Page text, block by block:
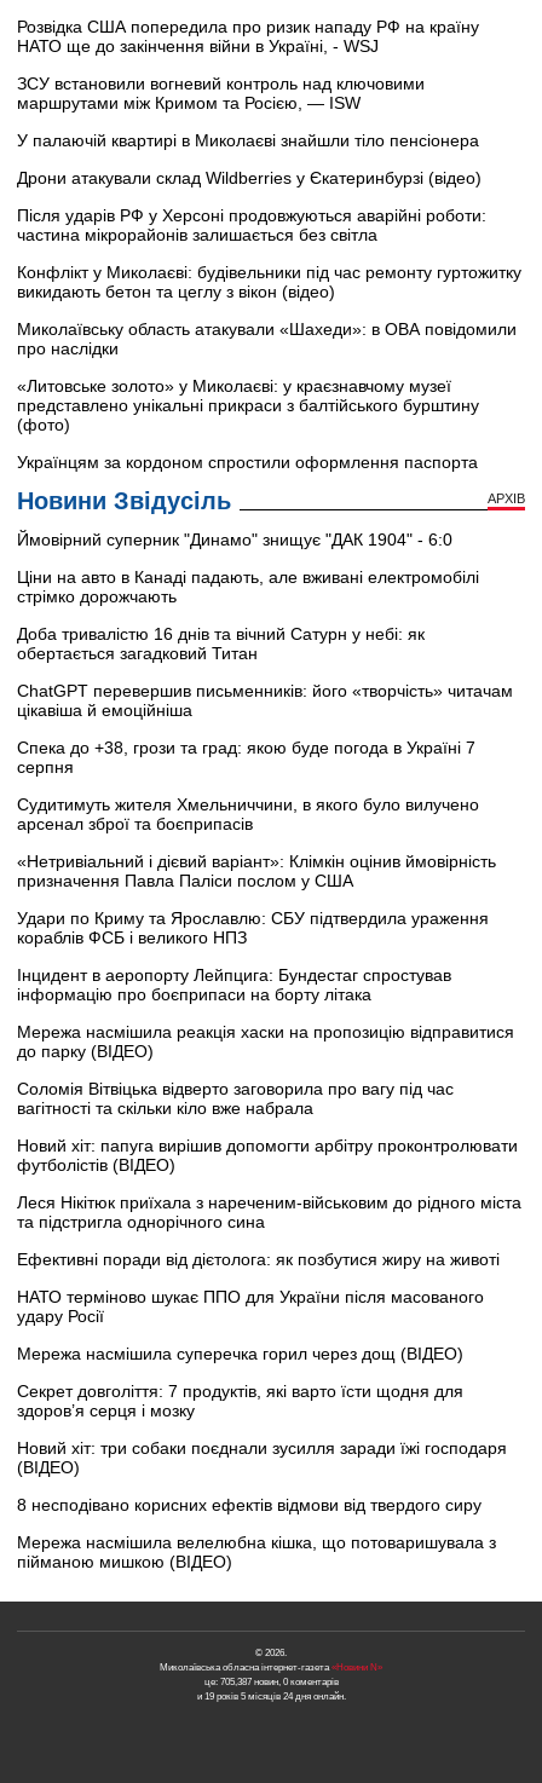
Розвідка США попередила про ризик нападу РФ на країну
НАТО ще до закінчення війни в Україні, - WSJ
ЗСУ встановили вогневий контроль над ключовими
маршрутами між Кримом та Росією, — ISW
У палаючій квартирі в Миколаєві знайшли тіло пенсіонера
Дрони атакували склад Wildberries у Єкатеринбурзі (відео)
Після ударів РФ у Херсоні продовжуються аварійні роботи:
частина мікрорайонів залишається без світла
Конфлікт у Миколаєві: будівельники під час ремонту гуртожитку
викидають бетон та цеглу з вікон (відео)
Миколаївську область атакували «Шахеди»: в ОВА повідомили
про наслідки
«Литовське золото» у Миколаєві: у краєзнавчому музеї
представлено унікальні прикраси з балтійського бурштину
(фото)
Українцям за кордоном спростили оформлення паспорта
Новини Звідусіль АРХІВ
Ймовірний суперник "Динамо" знищує "ДАК 1904" - 6:0
Ціни на авто в Канаді падають, але вживані електромобілі
стрімко дорожчають
Доба тривалістю 16 днів та вічний Сатурн у небі: як
обертається загадковий Титан
ChatGPT перевершив письменників: його «творчість» читачам
цікавіша й емоційніша
Спека до +38, грози та град: якою буде погода в Україні 7
серпня
Судитимуть жителя Хмельниччини, в якого було вилучено
арсенал зброї та боєприпасів
«Нетривіальний і дієвий варіант»: Клімкін оцінив ймовірність
призначення Павла Паліси послом у США
Удари по Криму та Ярославлю: СБУ підтвердила ураження
кораблів ФСБ і великого НПЗ
Інцидент в аеропорту Лейпцига: Бундестаг спростував
інформацію про боєприпаси на борту літака
Мережа насмішила реакція хаски на пропозицію відправитися
до парку (ВІДЕО)
Соломія Вітвіцька відверто заговорила про вагу під час
вагітності та скільки кіло вже набрала
Новий хіт: папуга вирішив допомогти арбітру проконтролювати
футболістів (ВІДЕО)
Леся Нікітюк приїхала з нареченим-військовим до рідного міста
та підстригла однорічного сина
Ефективні поради від дієтолога: як позбутися жиру на животі
НАТО терміново шукає ППО для України після масованого
удару Росії
Мережа насмішила суперечка горил через дощ (ВІДЕО)
Секрет довголіття: 7 продуктів, які варто їсти щодня для
здоров’я серця і мозку
Новий хіт: три собаки поєднали зусилля заради їжі господаря
(ВІДЕО)
8 несподівано корисних ефектів відмови від твердого сиру
Мережа насмішила велелюбна кішка, що потоваришувала з
пійманою мишкою (ВІДЕО)
© 2026.
Миколаївська обласна інтернет-газета«Новини N»
це: 705,387 новин, 0 коментарів
и 19 років 5 місяців 24 дня онлайн.